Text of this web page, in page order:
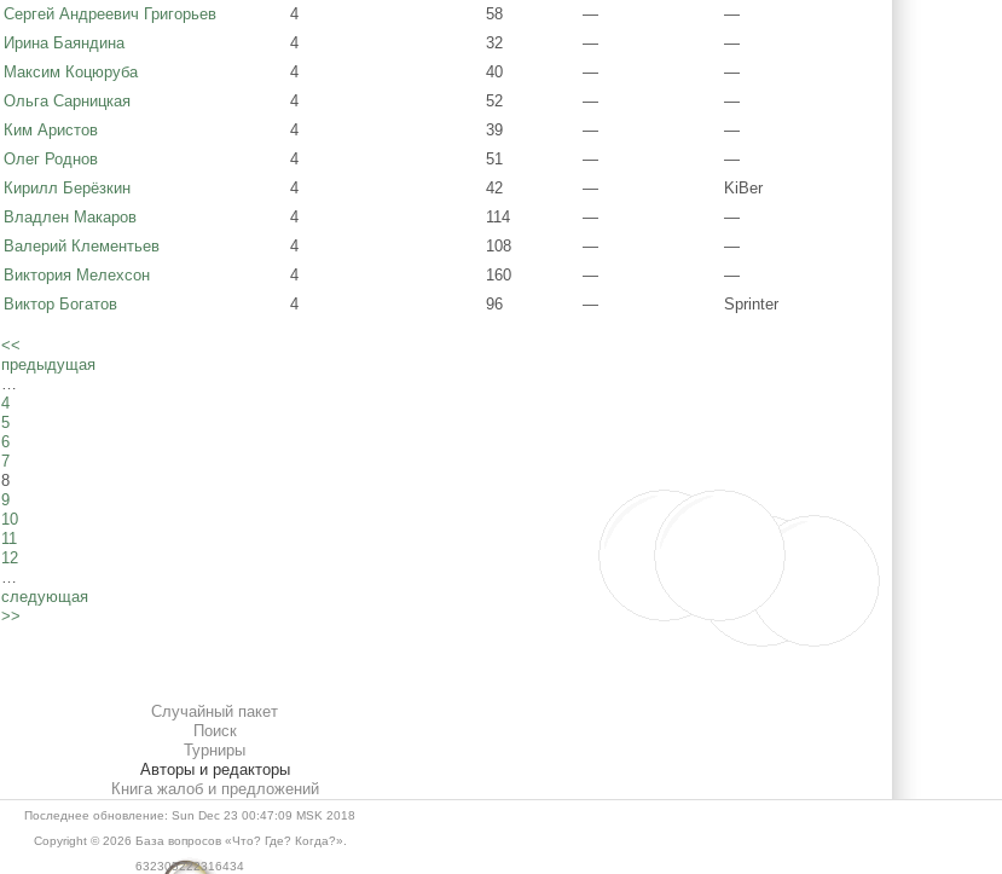
Сергей Андреевич Григорьев 4 58 —
—
Ирина Баяндина 4 32 —
—
Максим Коцюруба 4 40 —
—
Ольга Сарницкая 4 52 —
—
Ким Аристов 4 39 —
—
Олег Роднов 4 51 —
—
Кирилл Берёзкин 4 42 —
KiBer
Владлен Макаров 4 114 —
—
Валерий Клементьев 4 108 —
—
Виктория Мелехсон 4 160 —
—
Виктор Богатов 4 96 — Sprinter
<<
предыдущая
4
5
6
7
8
9
10
11
12
следующая
>>
Случайный пакет
Поиск
Турниры
Авторы и редакторы
Книга жалоб и предложений
Последнее обновление: Sun Dec 23 00:47:09 MSK 2018
Copyright © 2026 База вопросов «Что? Где? Когда?»
632305222316434